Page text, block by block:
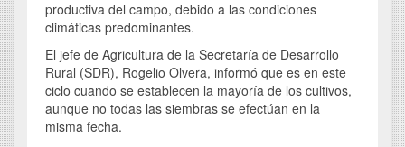
productiva del campo, debido a las condiciones
climáticas predominantes.
El jefe de Agricultura de la Secretaría de Desarrollo
Rural (SDR), Rogelio Olvera, informó que es en este
ciclo cuando se establecen la mayoría de los cultivos,
aunque no todas las siembras se efectúan en la
misma fecha.